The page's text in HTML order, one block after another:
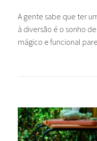
A gente sabe que ter
à diversão é o sonho
mágico e funcional